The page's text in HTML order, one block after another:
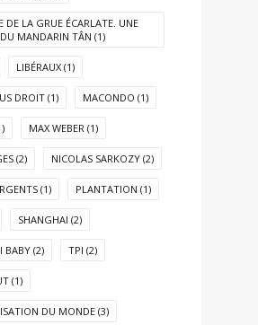
DE LA GRUE ÉCARLATE. UNE
MANDARIN TÂN (1)
LIBÉRAUX (1)
DROIT(1) MACONDO (1)
MAX WEBER (1)
(2) NICOLAS SARKOZY (2)
(1) PLANTATION (1)
SHANGHAI (2)
BABY (2) TPI (2)
(1)
DU MONDE(3)